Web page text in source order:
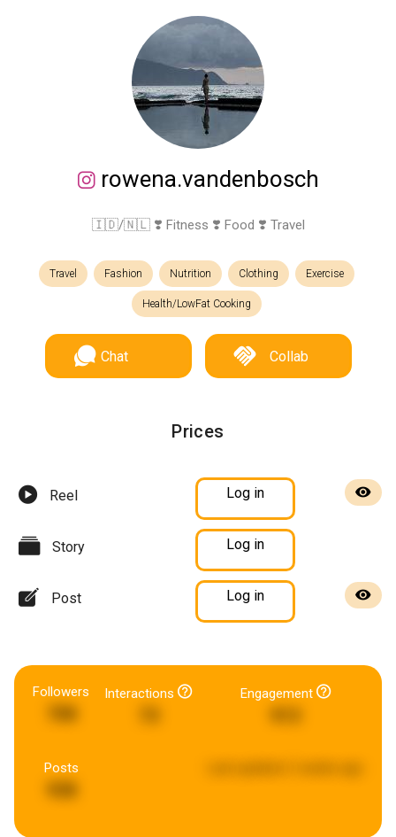
rowena.vandenbosch
🇮🇩/🇳🇱 ❣️ Fitness ❣️ Food ❣️ Travel
Travel Fashion Nutrition Clothing Exercise
Health/LowFat Cooking
Chat Collab
Prices
Reel Log in
Story Log in
Post Log in
Followers
708
Interactions Engagement
Posts